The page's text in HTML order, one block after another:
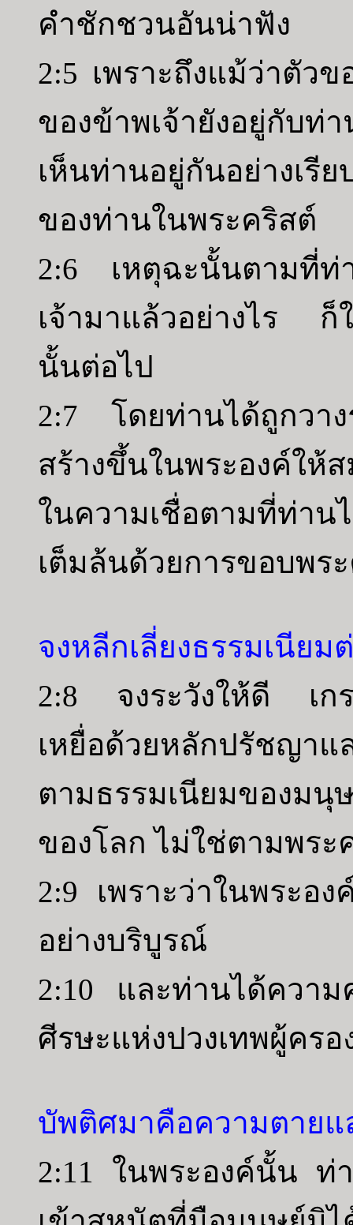
คำชักชวนอันน่าฟัง
2:5 เพราะถึงแม้ว่าตัว
ของข้าพเจ้ายังอยู่กับ
เห็นท่านอยู่กันอย่างเรี
ของท่านในพระคริสต์
2:6 เหตุฉะนั้นตามที่ท่า
เจ้ามาแล้วอย่างไร ก็
นั้นต่อไป
2:7 โดยท่านได้ถูกวา
สร้างขึ้นในพระองค์ใ
ในความเชื่อตามที่ท่า
เต็มล้นด้วยการขอบพร
จงหลีกเลี่ยงธรรมเนีย
2:8 จงระวังให้ดี เกร
เหยื่อด้วยหลักปรัชญาแ
ตามธรรมเนียมของม
ของโลก ไม่ใช่ตามพระ
2:9 เพราะว่าในพระอ
อย่างบริบูรณ์
2:10 และท่านได้ควา
ศีรษะแห่งปวงเทพผู้คร
บัพติศมาคือความตาย
2:11 ในพระองค์นั้น ท่